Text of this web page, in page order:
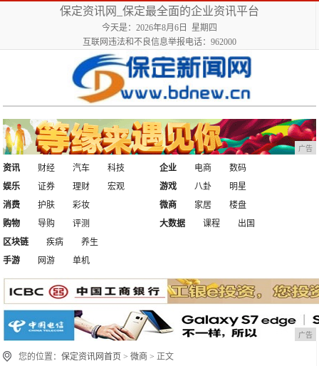
保定资讯网_保定最全面的企业资讯平台
今天是：2026年8月6日 星期四
互联网违法和不良信息举报电话：962000
广告
资讯 财经 汽车
科技
娱乐
证券 理财 宏观
企业 电商
数码
游戏
八卦
明星
消费
护肤
彩妆
购物
导购 评测
微商 家居
楼盘
大数据
课程
出国
区块链
疾病
养生
手游
网游 单机
广告
您的位置：保定资讯网首页 >微商 > 正文